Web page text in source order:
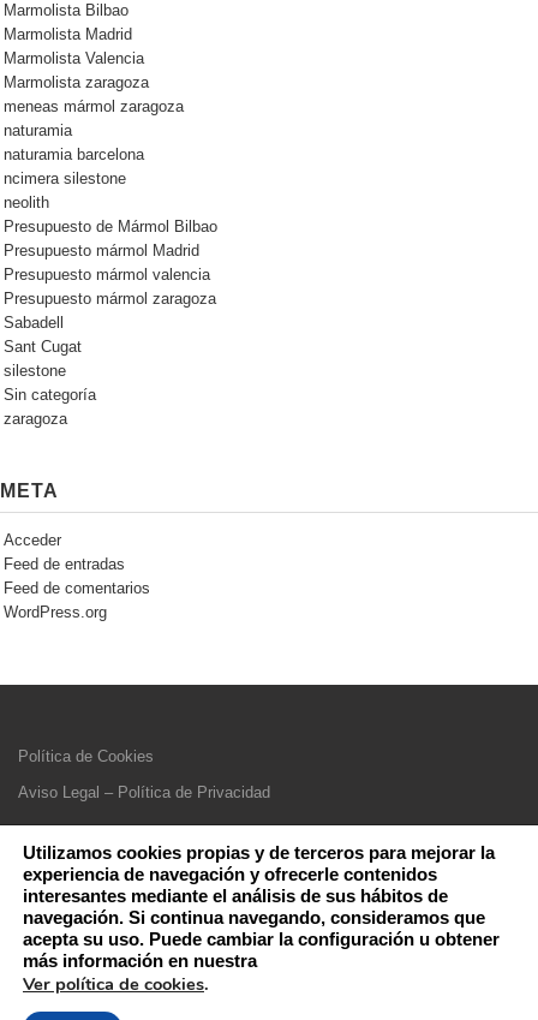
Marmolista Bilbao
Marmolista Madrid
Marmolista Valencia
Marmolista zaragoza
meneas mármol zaragoza
naturamia
naturamia barcelona
ncimera silestone
neolith
Presupuesto de Mármol Bilbao
Presupuesto mármol Madrid
Presupuesto mármol valencia
Presupuesto mármol zaragoza
Sabadell
Sant Cugat
silestone
Sin categoría
zaragoza
META
Acceder
Feed de entradas
Feed de comentarios
WordPress.org
Política de Cookies
Aviso Legal – Política de Privacidad
Utilizamos cookies propias y de terceros para mejorar la
experiencia de navegación y ofrecerle contenidos
interesantes mediante el análisis de sus hábitos de
navegación. Si continua navegando, consideramos que
acepta su uso. Puede cambiar la configuración u obtener
más información en nuestra
Ver política de cookies.